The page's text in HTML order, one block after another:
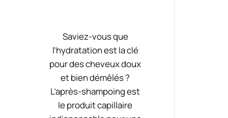
Saviez-vous que
l’hydratation est la clé
pour des cheveux doux
et bien démêlés ?
L’après-shampoing est
le produit capillaire